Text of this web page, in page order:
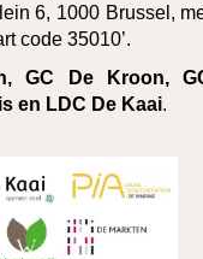
6, 1000 Brussel,
code 35010’.
GC De Kroon,
en LDC De Kaai.